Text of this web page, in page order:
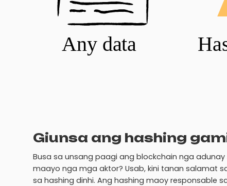
Giunsa ang hashing
Busa sa unsang paagi ang blockchain nga
maayo nga mga aktor? Usab, kini tanan salamat
sa hashing dinhi. Ang hashing maoy